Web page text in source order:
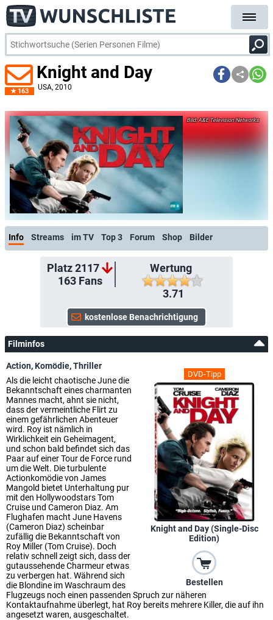
163
Knight and Day
USA, 2010
A&E Television Networks
Info Streams im TV Top 3 Forum Shop Bilder
Platz 2117
163Fans
Wertung
3.71
Filminfos
DVD-Tipp
Knight and Day (Single-Disc
Edition)
Bestellen
Action,Komödie,Thriller
Als die leicht chaotische June die
Bekanntschaft eines charmanten
Mannes macht, ahnt sie nicht,
dass der vermeintliche Flirt zu
einem gefährlichen Abenteuer
wird. Roy ist nämlich in
Wirklichkeit ein Geheimagent,
und schon bald befindet sich das
Paar auf einer Tour de Force rund
um die Welt. Die turbulente
Actionkomödie von James
Mangold bietet Unterhaltung pur
mit den Hollywoodstars Tom
Cruise und Cameron Diaz. Am
Flughafen macht June Havens
(Cameron Diaz) scheinbar
zufällig die Bekanntschaft von
Roy Miller (Tom Cruise). Doch
relativ schnell zeigt sich, dass der
gutaussehende Charmeur etwas
zu verbergen hat. Während sich
die Blondine im Waschraum des
Flugzeugs noch einen passenden Spruch zur näheren
Kontaktaufnahme überlegt, hat Roy bereits mehrere Killer, die auf ihn
angesetzt waren, ausgeschaltet.